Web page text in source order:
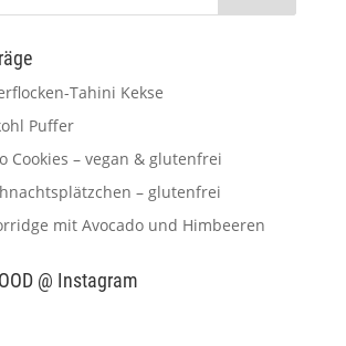
Tahini Kekse
Puffer
Cookies – vegan & glutenfrei
– glutenfrei
mit Avocado und Himbeeren
@ Instagram